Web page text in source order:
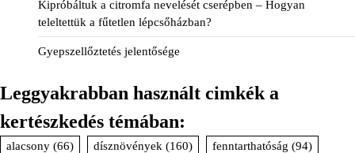
Kipróbáltuk a citromfa nevelését cserépben – Hogyan
teleltettük a fűtetlen lépcsőházban?
Gyepszellőztetés jelentősége
Leggyakrabban használt cimkék a
kertészkedés témában:
alacsony (66) dísznövények (160) fenntarthatóság (94)